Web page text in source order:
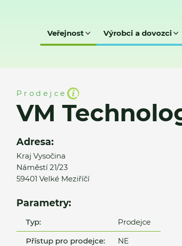
Veřejnost Výrobci a dovozci
Prodejce
VM
Adresa:
Kraj Vysočina
Náměstí 21/23
59401 Velké Meziříčí
Parametry:
Typ:
Prodejce
Přístup pro prodejce:
NE